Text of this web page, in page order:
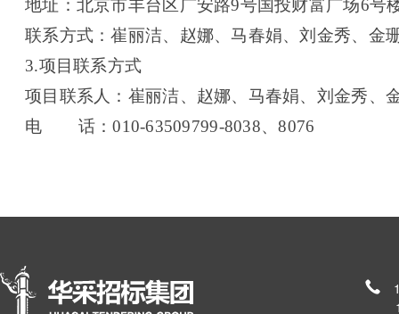
地址：北京市丰台区广安路9号国投财富广场6号
联系方式：崔丽洁、赵娜、马春娟、刘金秀、金
3.项目联系方式
项目联系人：崔丽洁、赵娜、马春娟、刘金秀、
电 话：010-63509799-8038、8076